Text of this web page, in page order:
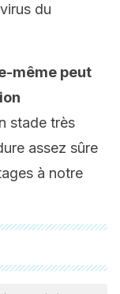
du
même peut
stade très
assez sûre
à notre
en profondeur